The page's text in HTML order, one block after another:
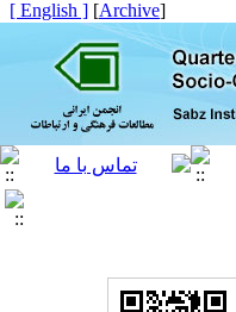
[
Archive
]
[ English ]